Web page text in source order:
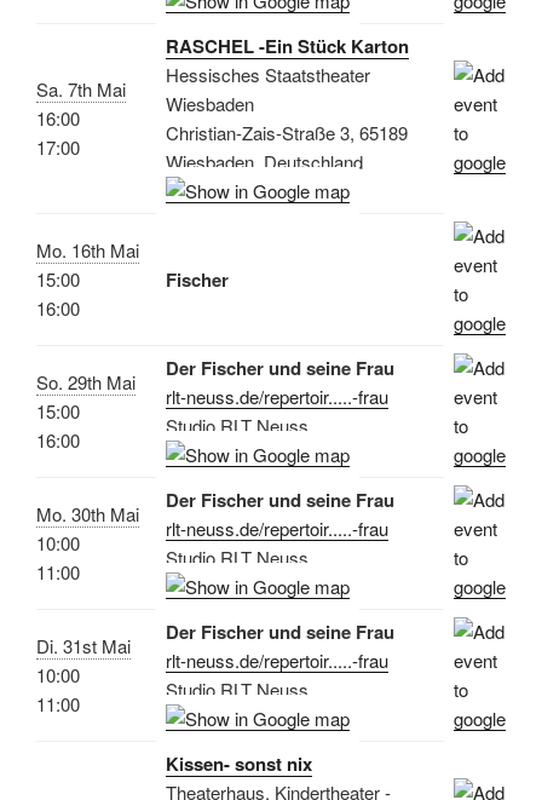
Sa. 7th Mai
16:00
17:00
RASCHEL -Ein Stück Karton
Hessisches Staatstheater
Wiesbaden
Christian-Zais-Straße 3, 65189
Wiesbaden, Deutschland
Mo. 16th Mai
15:00
16:00
Fischer
So. 29th Mai
15:00
16:00
Der Fischer und seine Frau
rlt-neuss.de/repertoir.....-frau
Studio RLT Neuss
Mo. 30th Mai
10:00
11:00
Der Fischer und seine Frau
rlt-neuss.de/repertoir.....-frau
Studio RLT Neuss
Di. 31st Mai
10:00
11:00
Der Fischer und seine Frau
rlt-neuss.de/repertoir.....-frau
Studio RLT Neuss
Kissen- sonst nix
Theaterhaus, Kindertheater -